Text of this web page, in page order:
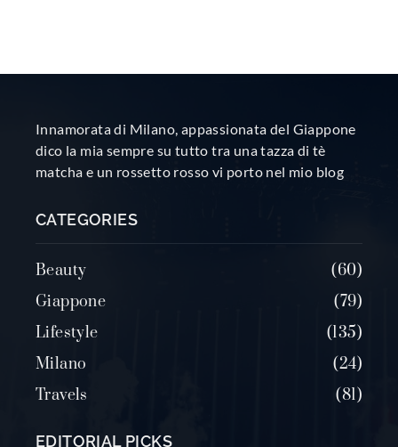
Innamorata di Milano, appassionata del Giappone
dico la mia sempre su tutto tra una tazza di tè
matcha e un rossetto rosso vi porto nel mio blog
CATEGORIES
Beauty
60
Giappone
79
Lifestyle
135
Milano
24
Travels
81
EDITORIAL PICKS